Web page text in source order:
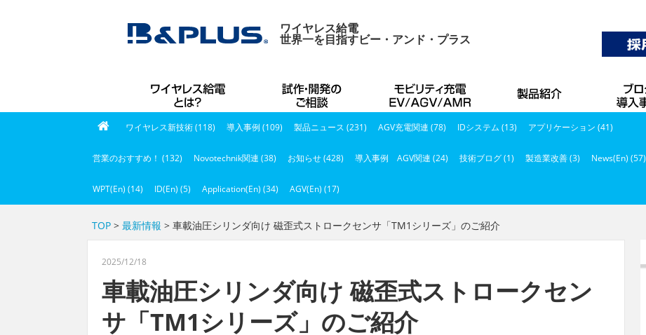
ワイヤレス給電
世界一を目指すビー・アンド・プラス
ワイヤレス新技術 (118) 導入事例 (109) 製品ニュース (231) AGV充電関連 (78) IDシステム (13) アプリケーション (41)
営業のおすすめ！ (132) Novotechnik関連 (38) お知らせ (428) 導入事例 AGV関連 (24) 技術ブログ (1) 製造業改善 (3) News(En) (57)
WPT(En) (14) ID(En) (5) Application(En) (34) AGV(En) (17)
TOP >最新情報 > 車載油圧シリンダ向け 磁歪式ストロークセンサ「TM1シリーズ」のご紹介
2025/12/18
車載油圧シリンダ向け 磁歪式ストロークセン
サ「TM1シリーズ」のご紹介